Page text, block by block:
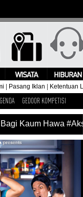
Pasang Iklan Ketentuan
GEDOOR KOMPETISI
Kaum Hawa #Aksi